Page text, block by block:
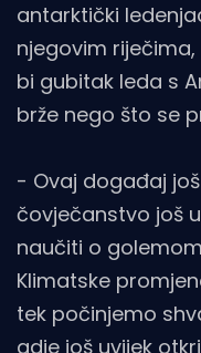
antarktički
njegovim
bi gubitak leda s
brže nego što se
- Ovaj događaj
čovječanstvo još
naučiti o
Klimatske
tek počinjemo
gdje još uvijek